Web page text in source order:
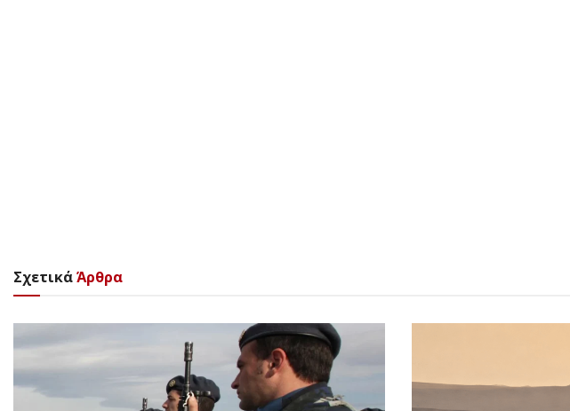
ΣχετικάΆρθρα